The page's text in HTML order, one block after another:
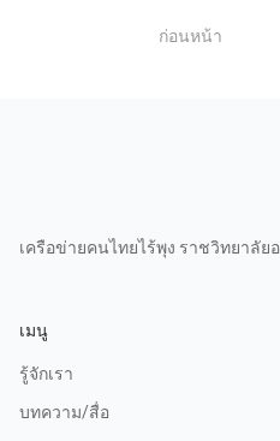
ก่อนหน้า
เครือข่ายคนไทยไร้พุง ราชวิทยาลัย
เมนู
รู้จักเรา
บทความ/สื่อ